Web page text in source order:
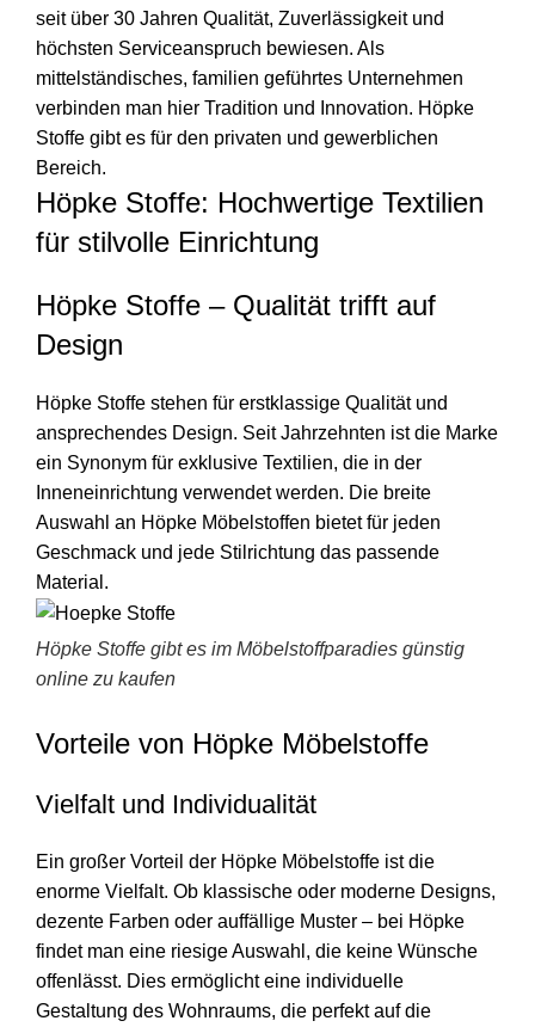
seit über 30 Jahren Qualität, Zuverlässigkeit und
höchsten Serviceanspruch bewiesen. Als
mittelständisches, familien geführtes Unternehmen
verbinden man hier Tradition und Innovation. Höpke
Stoffe gibt es für den privaten und gewerblichen
Bereich.
Höpke Stoffe: Hochwertige Textilien
für stilvolle Einrichtung
Höpke Stoffe – Qualität trifft auf
Design
Höpke Stoffe stehen für erstklassige Qualität und
ansprechendes Design. Seit Jahrzehnten ist die Marke
ein Synonym für exklusive Textilien, die in der
Inneneinrichtung verwendet werden. Die breite
Auswahl an Höpke Möbelstoffen bietet für jeden
Geschmack und jede Stilrichtung das passende
Material.
Höpke Stoffe gibt es im Möbelstoffparadies günstig
online zu kaufen
Vorteile von Höpke Möbelstoffe
Vielfalt und Individualität
Ein großer Vorteil der Höpke Möbelstoffe ist die
enorme Vielfalt. Ob klassische oder moderne Designs,
dezente Farben oder auffällige Muster – bei Höpke
findet man eine riesige Auswahl, die keine Wünsche
offenlässt. Dies ermöglicht eine individuelle
Gestaltung des Wohnraums, die perfekt auf die